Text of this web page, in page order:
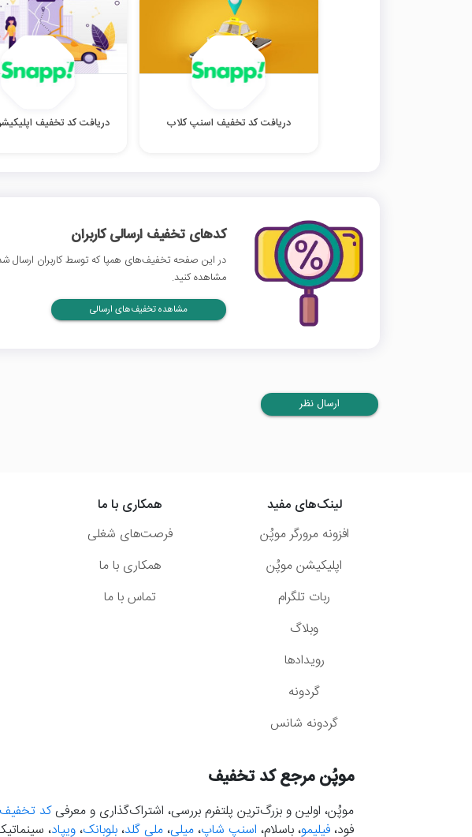
دریافت کد تخفیف اسنپ کلاب دریافت کد تخفیف
کدهای تخفیف ارسالی کاربران
در این صفحه تخفیف‌های همپا که توسط کاربران ارسال
مشاهده کنید.
مشاهده تخفیف‌های ارسالی
ارسال نظر
لینک‌های مفید
افزونه مرورگر موپُن
اپلیکیشن موپُن
ربات تلگرام
وبلاگ
رویدادها
گردونه
گردونه شانس
همکاری با ما
فرصت‌های شغلی
همکاری با ما
تماس با ما
موپُن مرجع کد تخفیف
موپُن، اولین و بزرگ‌ترین پلتفرم بررسی، اشتراک‌گذاری و معرفیکد تخفیف
فود، فیلیمو، باسلام، اسنپ شاپ، میلی، ملی گلد، بلوبانک، ویپاد،